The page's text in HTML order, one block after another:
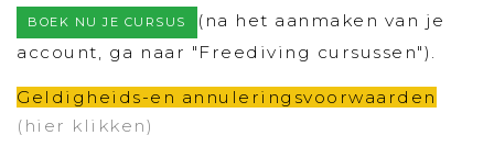
BOEK NU JE CURSUS
(na het aanmaken van je
account, ga naar "Freediving cursussen").
Geldigheids-en annuleringsvoorwaarden
(hier klikken)